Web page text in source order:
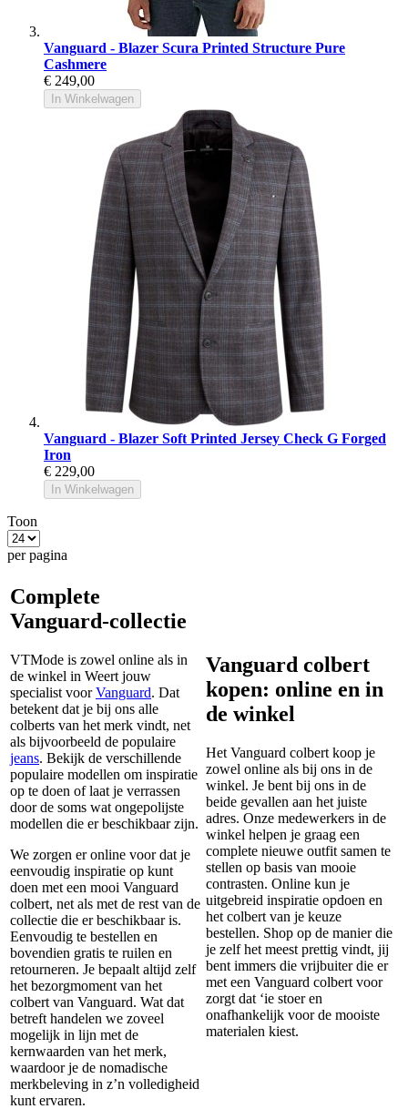
Vanguard - Blazer Scura Printed Structure Pure
Cashmere
€ 249,00
In Winkelwagen
Vanguard - Blazer Soft Printed Jersey Check G Forged
Iron
€ 229,00
In Winkelwagen
Toon
per pagina
Complete
Vanguard-collectie
VTMode is zowel online als in
de winkel in Weert jouw
specialist voorVanguard. Dat
betekent dat je bij ons alle
colberts van het merk vindt, net
als bijvoorbeeld de populaire
jeans. Bekijk de verschillende
populaire modellen om inspiratie
op te doen of laat je verrassen
door de soms wat ongepolijste
modellen die er beschikbaar zijn.
We zorgen er online voor dat je
eenvoudig inspiratie op kunt
doen met een mooi Vanguard
colbert, net als met de rest van de
collectie die er beschikbaar is.
Eenvoudig te bestellen en
bovendien gratis te ruilen en
retourneren. Je bepaalt altijd zelf
het bezorgmoment van het
colbert van Vanguard. Wat dat
betreft handelen we zoveel
mogelijk in lijn met de
kernwaarden van het merk,
waardoor je de nomadische
merkbeleving in z’n volledigheid
kunt ervaren.
Vanguard colbert
kopen: online en in
de winkel
Het Vanguard colbert koop je
zowel online als bij ons in de
winkel. Je bent bij ons in de
beide gevallen aan het juiste
adres. Onze medewerkers in de
winkel helpen je graag een
complete nieuwe outfit samen te
stellen op basis van mooie
contrasten. Online kun je
uitgebreid inspiratie opdoen en
het colbert van je keuze
bestellen. Shop op de manier die
je zelf het meest prettig vindt, jij
bent immers die vrijbuiter die er
met een Vanguard colbert voor
zorgt dat ‘ie stoer en
onafhankelijk voor de mooiste
materialen kiest.